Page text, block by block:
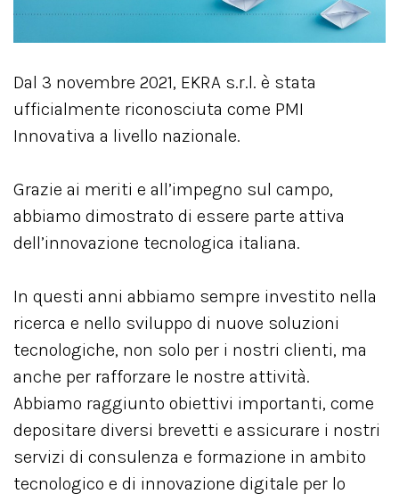
Dal 3 novembre 2021, EKRA s.r.l. è stata
ufficialmente riconosciuta come PMI
Innovativa a livello nazionale.
Grazie ai meriti e all’impegno sul campo,
abbiamo dimostrato di essere parte attiva
dell’innovazione tecnologica italiana.
In questi anni abbiamo sempre investito nella
ricerca e nello sviluppo di nuove soluzioni
tecnologiche, non solo per i nostri clienti, ma
anche per rafforzare le nostre attività.
Abbiamo raggiunto obiettivi importanti, come
depositare diversi brevetti e assicurare i nostri
servizi di consulenza e formazione in ambito
tecnologico e di innovazione digitale per lo